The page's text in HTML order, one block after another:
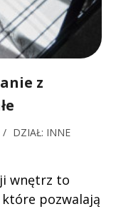
z
/ DZIAŁ: INNE
wnętrz to
pozwalają